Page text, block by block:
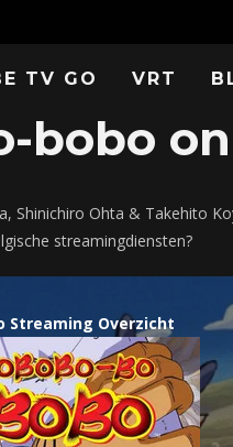
TV GO VRT
bobo
Shinichiro Ohta & Takehito
streamingdiensten?
Streaming Overzicht